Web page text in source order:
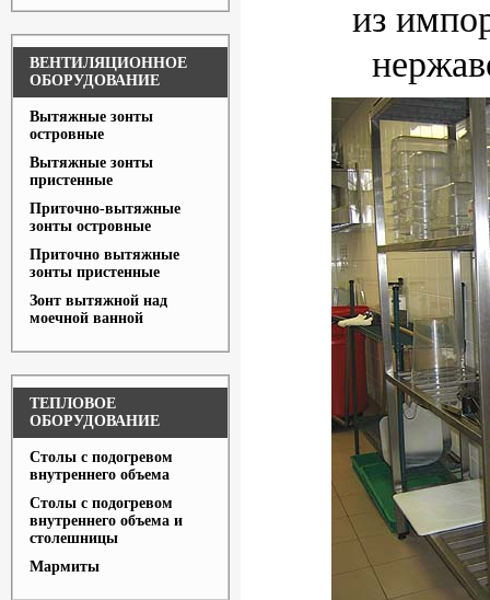
ВЕНТИЛЯЦИОННОЕ
ОБОРУДОВАНИЕ
Вытяжные зонты
островные
Вытяжные зонты
пристенные
Приточно-вытяжные
зонты островные
Приточно вытяжные
зонты пристенные
Зонт вытяжной над
моечной ванной
ТЕПЛОВОЕ
ОБОРУДОВАНИЕ
Столы с подогревом
внутреннего объема
Столы с подогревом
внутреннего объема и
столешницы
Мармиты
из